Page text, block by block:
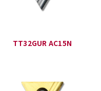
TT32GUR AC15N